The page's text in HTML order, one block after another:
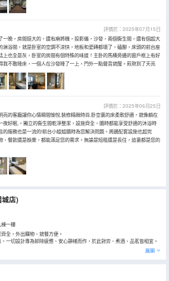
評價於：2025年07月15日
一晚，房間挺大的，還有麻將機，投影儀，沙發，兩個衞生間，還有個超大
淋浴間，就是卧室的空調不涼快，地板和瓷磚都壞了，磕腳，床頭的前台座
上也全是灰，卧室的房間有個特殊的味道！主卧的馬桶旁邊的窗戶框上有好
我不敢睡床，一個人在沙發睡了一上，門外一點聲音就醒。煎熬到了天亮
評價於：2025年06月25日
亮的客廳讓你心情瞬間愉悅,裝修精緻時尚.卧空裏的床柔軟舒適，就像躺在
夜好眠,。獨立的衞生間乾淨整潔，設施齊全，隨時都能享受舒適的沐浴時
的服務也是一流的!前台小姐姐隨時為您解決問題。周邊配套設施也超完
、餐飲還是娛樂，都能滿足您的需求。無論是短租還是長住，這裏都是您的
店)
一樓
全，外出購物、就餐方便。
一切設計專為卸除疲憊、安心靜緒而作，於此對弈、煮酒、品茗皆相宜。
均按高星酒店標準配備，給您無微不至的照顧。部份房型配備專業級投影
展開